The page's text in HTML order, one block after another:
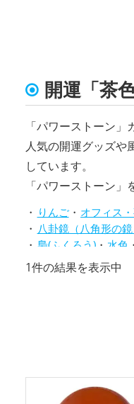
開運「茶
「パワーストーン
人気の開運グッズや
しています。
「パワーストーン」
りんご
オフィス
八卦鏡（八角形の
梟(ふくろう)
水色
龍・辰年（たつどし
1件の結果を表示中